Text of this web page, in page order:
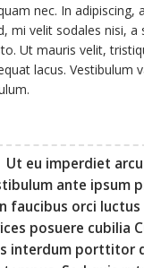
nec. In adipiscing,
mi velit sodales nisi, a
Ut mauris velit,
lacus. Vestibulum
Ut eu imperdiet
ante ipsum
faucibus orci luctus
posuere cubilia
interdum porttitor